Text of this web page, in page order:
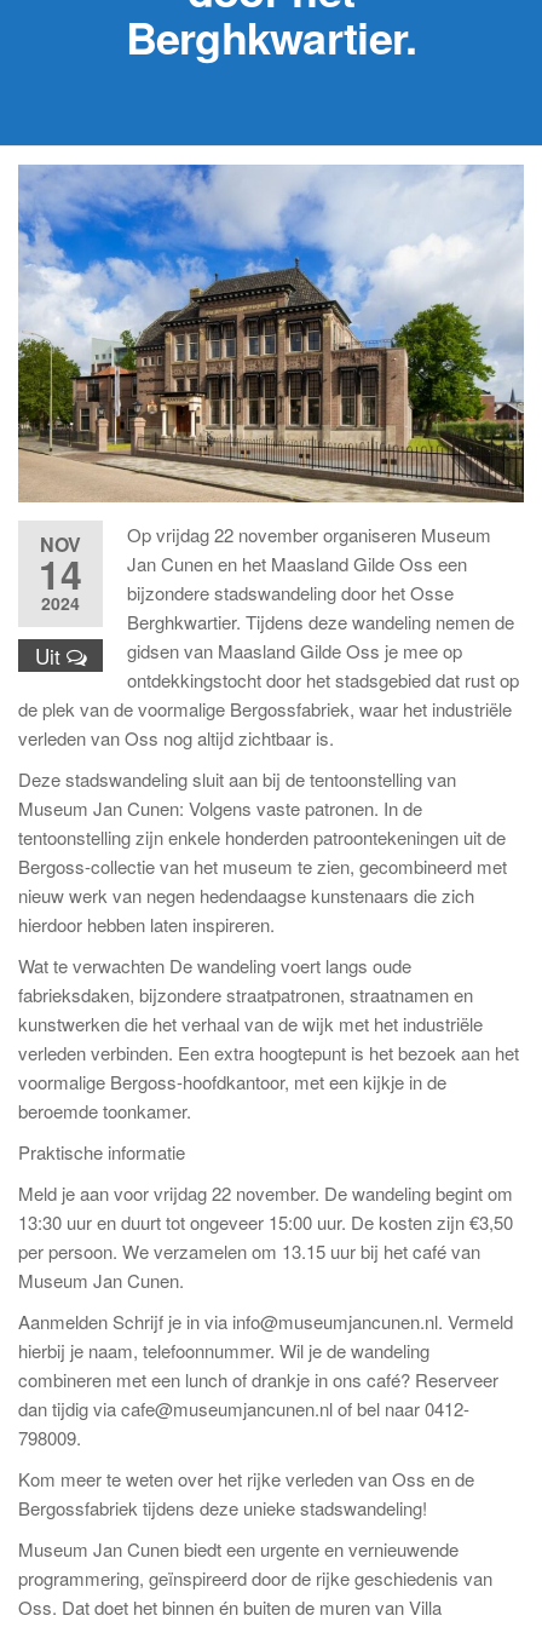
Berghkwartier.
NOV
14
2024
Uit
Op vrijdag 22 november organiseren Museum
Jan Cunen en het Maasland Gilde Oss een
bijzondere stadswandeling door het Osse
Berghkwartier. Tijdens deze wandeling nemen de
gidsen van Maasland Gilde Oss je mee op
ontdekkingstocht door het stadsgebied dat rust op
de plek van de voormalige Bergossfabriek, waar het industriële
verleden van Oss nog altijd zichtbaar is.
Deze stadswandeling sluit aan bij de tentoonstelling van
Museum Jan Cunen: Volgens vaste patronen. In de
tentoonstelling zijn enkele honderden patroontekeningen uit de
Bergoss-collectie van het museum te zien, gecombineerd met
nieuw werk van negen hedendaagse kunstenaars die zich
hierdoor hebben laten inspireren.
Wat te verwachten De wandeling voert langs oude
fabrieksdaken, bijzondere straatpatronen, straatnamen en
kunstwerken die het verhaal van de wijk met het industriële
verleden verbinden. Een extra hoogtepunt is het bezoek aan het
voormalige Bergoss-hoofdkantoor, met een kijkje in de
beroemde toonkamer.
Praktische informatie
Meld je aan voor vrijdag 22 november. De wandeling begint om
13:30 uur en duurt tot ongeveer 15:00 uur. De kosten zijn €3,50
per persoon. We verzamelen om 13.15 uur bij het café van
Museum Jan Cunen.
Aanmelden Schrijf je in via info@museumjancunen.nl. Vermeld
hierbij je naam, telefoonnummer. Wil je de wandeling
combineren met een lunch of drankje in ons café? Reserveer
dan tijdig via cafe@museumjancunen.nl of bel naar 0412-
798009.
Kom meer te weten over het rijke verleden van Oss en de
Bergossfabriek tijdens deze unieke stadswandeling!
Museum Jan Cunen biedt een urgente en vernieuwende
programmering, geïnspireerd door de rijke geschiedenis van
Oss. Dat doet het binnen én buiten de muren van Villa